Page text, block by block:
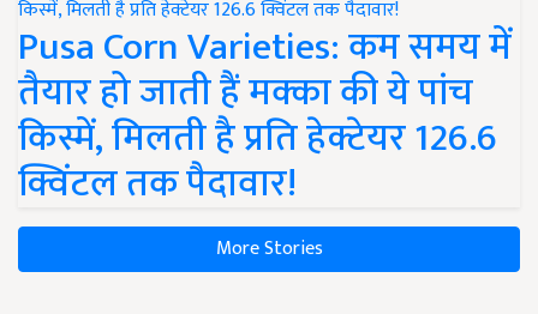
Pusa Corn Varieties: कम समय में
तैयार हो जाती हैं मक्का की ये पांच
किस्में, मिलती है प्रति हेक्टेयर 126.6
क्विंटल तक पैदावार!
More Stories